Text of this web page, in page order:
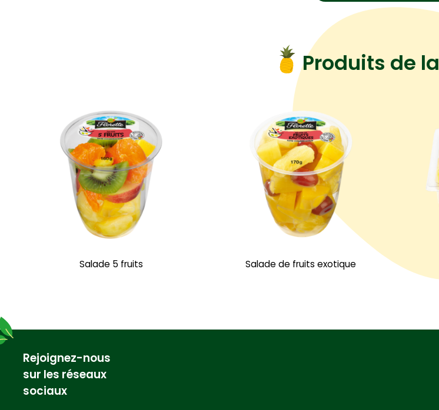
Produits de la
Salade 5 fruits Salade de fruits exotique
Rejoignez-nous
sur les réseaux
sociaux